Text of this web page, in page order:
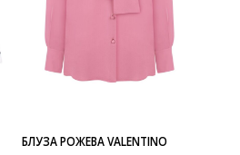
БЛУЗА РОЖЕВА VALENTINO